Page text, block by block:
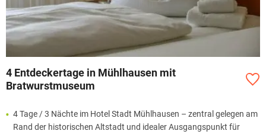
4 Entdeckertage in Mühlhausen mit
Bratwurstmuseum
4 Tage / 3 Nächte im Hotel Stadt Mühlhausen – zentral gelegen am
Rand der historischen Altstadt und idealer Ausgangspunkt für